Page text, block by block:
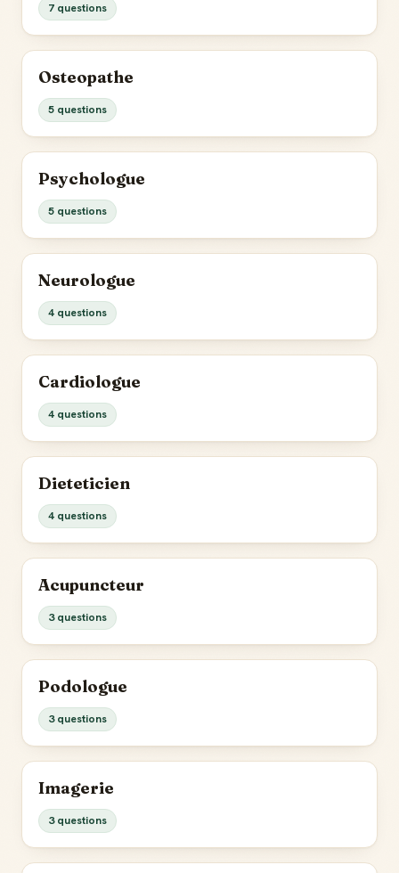
7 questions
Osteopathe
5 questions
Psychologue
5 questions
Neurologue
4 questions
Cardiologue
4 questions
Dieteticien
4 questions
Acupuncteur
3 questions
Podologue
3 questions
Imagerie
3 questions